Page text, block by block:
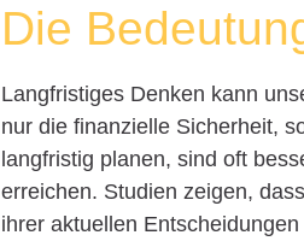
Die
Langfristiges Denken kann
nur die finanzielle Sicherheit,
langfristig planen, sind oft
erreichen. Studien zeigen,
ihrer aktuellen